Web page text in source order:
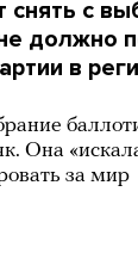
снять с
должно
в
Она
за мир